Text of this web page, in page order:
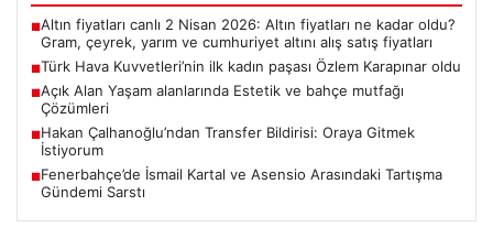
■Altın fiyatları canlı 2 Nisan 2026: Altın fiyatları ne kadar oldu?
Gram, çeyrek, yarım ve cumhuriyet altını alış satış fiyatları
■Türk Hava Kuvvetleri’nin ilk kadın paşası Özlem Karapınar oldu
■Açık Alan Yaşam alanlarında Estetik ve bahçe mutfağı
Çözümleri
■Hakan Çalhanoğlu’ndan Transfer Bildirisi: Oraya Gitmek
İstiyorum
■Fenerbahçe’de İsmail Kartal ve Asensio Arasındaki Tartışma
Gündemi Sarstı